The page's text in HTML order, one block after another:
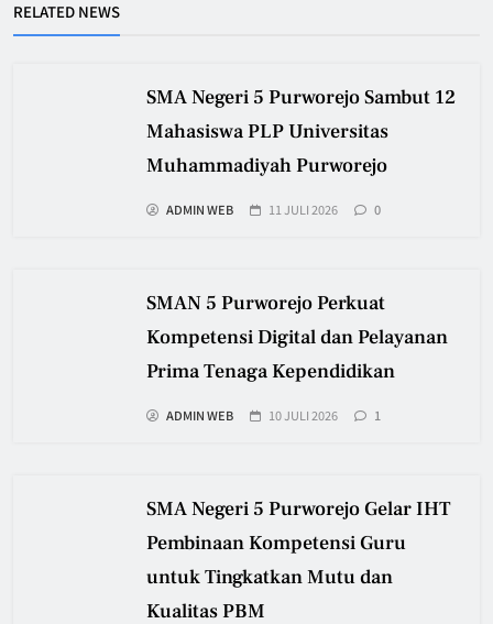
RELATED NEWS
SMA Negeri 5 Purworejo Sambut 12
Mahasiswa PLP Universitas
Muhammadiyah Purworejo
ADMIN WEB 11 JULI 2026 0
SMAN 5 Purworejo Perkuat
Kompetensi Digital dan Pelayanan
Prima Tenaga Kependidikan
ADMIN WEB 10 JULI 2026 1
SMA Negeri 5 Purworejo Gelar IHT
Pembinaan Kompetensi Guru
untuk Tingkatkan Mutu dan
Kualitas PBM